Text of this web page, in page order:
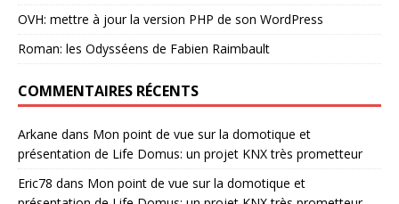
OVH: mettre à jour la version PHP de son WordPress
Roman: les Odysséens de Fabien Raimbault
COMMENTAIRES RÉCENTS
Arkane dans Mon point de vue sur la domotique et
présentation de Life Domus: un projet KNX très prometteur
Eric78 dans Mon point de vue sur la domotique et